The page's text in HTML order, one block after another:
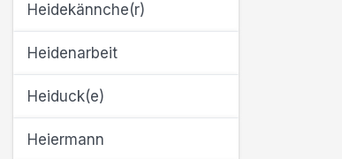
Heidekännche(r)
Heidenarbeit
Heiduck(e)
Heiermann